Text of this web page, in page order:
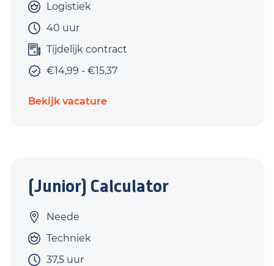
Logistiek
40 uur
Tijdelijk contract
€14,99 - €15,37
Bekijk vacature
(Junior) Calculator
Neede
Techniek
37,5 uur